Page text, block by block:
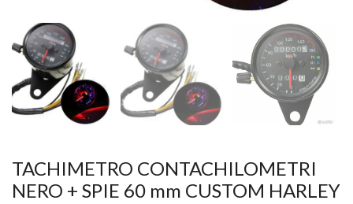
TACHIMETRO CONTACHILOMETRI
NERO + SPIE 60 mm CUSTOM HARLEY